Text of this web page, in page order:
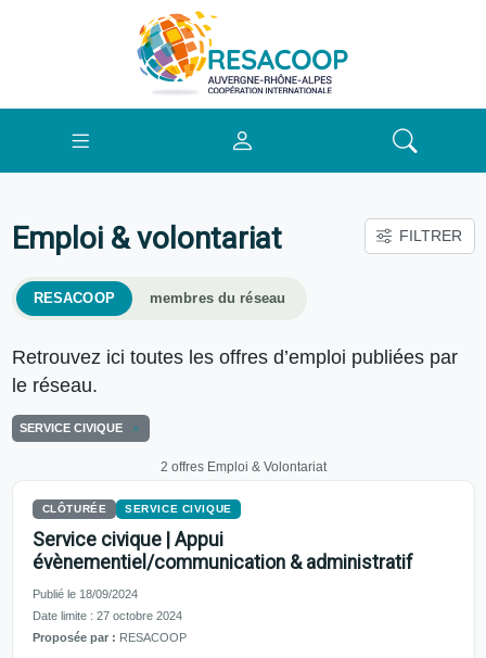
Emploi & volontariat FILTRER
RESACOOP membres du réseau
Retrouvez ici toutes les offres d’emploi publiées par
le réseau.
SERVICE CIVIQUE
2 offres Emploi & Volontariat
CLÔTURÉE SERVICE CIVIQUE
Service civique | Appui
évènementiel/communication & administratif
Publié le 18/09/2024
Date limite : 27 octobre 2024
Proposée par : RESACOOP